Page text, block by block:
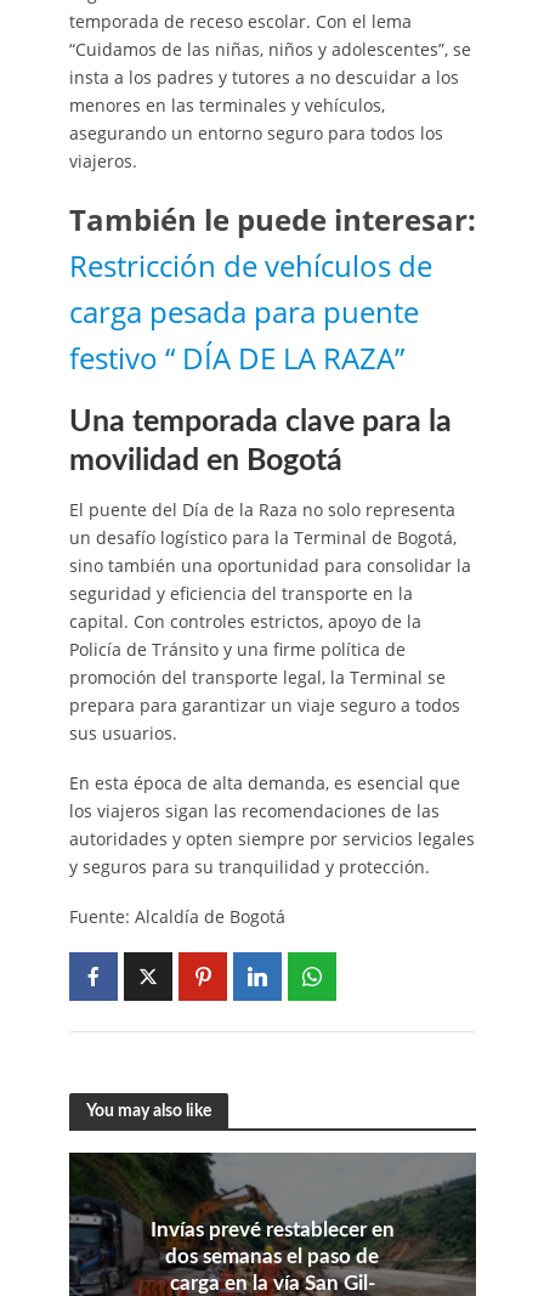
temporada de receso escolar. Con el lema
“Cuidamos de las niñas, niños y adolescentes”, se
insta a los padres y tutores a no descuidar a los
menores en las terminales y vehículos,
asegurando un entorno seguro para todos los
viajeros.
También le puede interesar:
Restricción de vehículos de
carga pesada para puente
festivo “ DÍA DE LA RAZA”
Una temporada clave para la
movilidad en Bogotá
El puente del Día de la Raza no solo representa
un desafío logístico para la Terminal de Bogotá,
sino también una oportunidad para consolidar la
seguridad y eficiencia del transporte en la
capital. Con controles estrictos, apoyo de la
Policía de Tránsito y una firme política de
promoción del transporte legal, la Terminal se
prepara para garantizar un viaje seguro a todos
sus usuarios.
En esta época de alta demanda, es esencial que
los viajeros sigan las recomendaciones de las
autoridades y opten siempre por servicios legales
y seguros para su tranquilidad y protección.
Fuente: Alcaldía de Bogotá
You may also like
Invías prevé restablecer en
dos semanas el paso de
carga en la vía San Gil-